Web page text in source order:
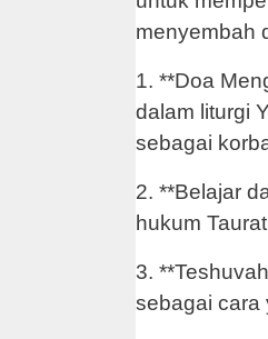
menyembah
1. **Doa
dalam liturgi
sebagai
2. **Belajar
hukum
3.
sebagai cara